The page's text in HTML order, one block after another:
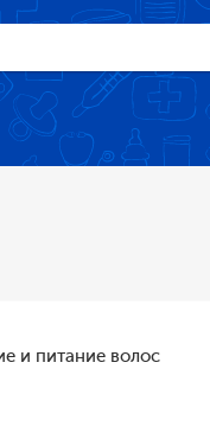
и питание волос